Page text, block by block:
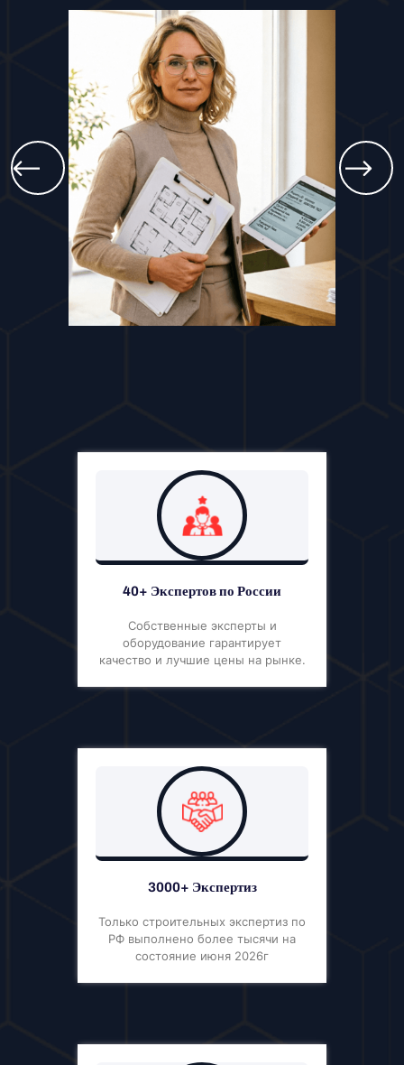
40+ Экспертов по России
Собственные эксперты и
оборудование гарантирует
качество и лучшие цены на рынке.
3000+ Экспертиз
Только строительных экспертиз по
РФ выполнено более тысячи на
состояние июня 2026г